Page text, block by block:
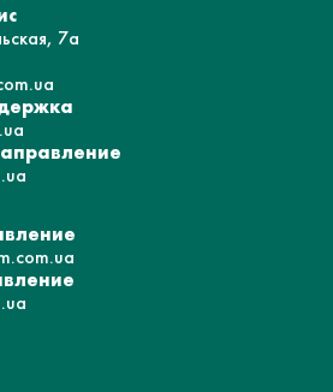
7а